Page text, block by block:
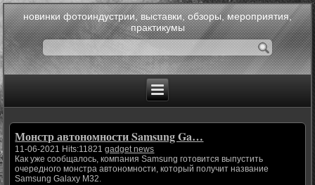
новинки фотоиндустрии, выставки, обзоры, мероприятия,
практикумы
Монстр автономности Samsung Ga…
11-06-2021 Hits:11821gadget news
Как уже сообщалось, компания Samsung готовится выпустить
очередного монстра автономности, который получит название
Samsung Galaxy M32.